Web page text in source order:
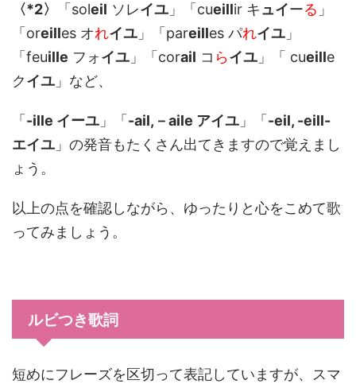
〈*2〉 「soleil ソレイユ 」「cueillir キュイーる 」
「oreilles オれイユ 」「pareilles パれイユ 」
「feuille フォイユ 」「corail コ らイユ 」「 cueille
クイユ 」など、
「 -ille イーユ 」「 -ail,－aile アイユ 」「 -eil, -eill-
エイユ 」の発音もたくさん出てきますので覚えまし
ょう。
以上の点を確認しながら、ゆったりと心をこめて歌
ってみましょう。
ルビつき歌詞
短めにフレーズを区切って表記していますが、スマ